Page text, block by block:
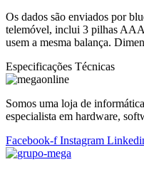
Os dados são enviados por
telemóvel, inclui 3 pilhas
usem a mesma balança.
Especificações Técnicas
Somos uma loja de
especialista em hardware,
Facebook-f Instagram